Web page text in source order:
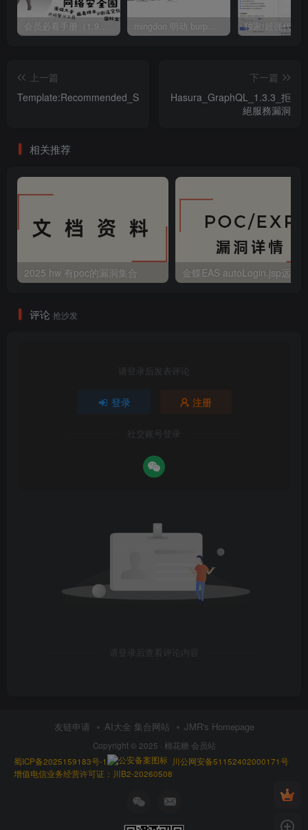
会员必看手册（1.9.0版本 26.4.5更新） mingdon 明动 burp插件0.2.6版本 本地时间校验去除版
上一篇
Template:Recommended_SimplifiedChinese
下一篇
Hasura_GraphQL_1.3.3_拒
絕服務漏洞
相关推荐
2025 hw 有poc的漏洞集合
评论 抢沙发
请登录后发表评论
登录 注册
社交账号登录
请登录后查看评论内容
友链申请 AI大全 集合网站 JMR's Homepage
Copyright © 2025 · 棉花糖 会员站
蜀ICP备2025159183号-1
川公网安备51152402000171号
增值电信业务经营许可证：川B2-20260508